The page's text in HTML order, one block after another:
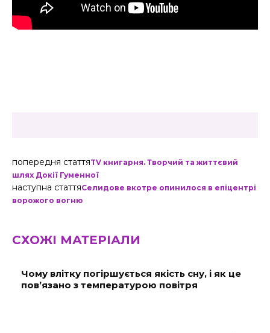
попередня статтяTV книгарня. Творчий та життєвий
шлях Докії Гуменної
наступна статтяСелидове вкотре опинилося в епіцентрі
ворожого вогню
СХОЖІ МАТЕРІАЛИ
Чому влітку погіршується якість сну, і як це
пов’язано з температурою повітря